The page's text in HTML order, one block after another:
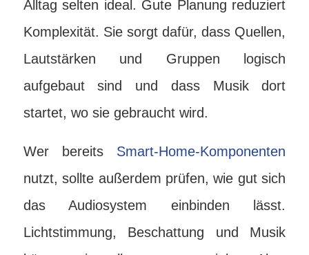
Alltag selten ideal. Gute Planung reduziert
Komplexität. Sie sorgt dafür, dass Quellen,
Lautstärken und Gruppen logisch
aufgebaut sind und dass Musik dort
startet, wo sie gebraucht wird.
Wer bereits Smart-Home-Komponenten
nutzt, sollte außerdem prüfen, wie gut sich
das Audiosystem einbinden lässt.
Lichtstimmung, Beschattung und Musik